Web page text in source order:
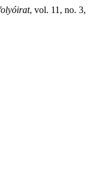
, vol. 11, no. 3,